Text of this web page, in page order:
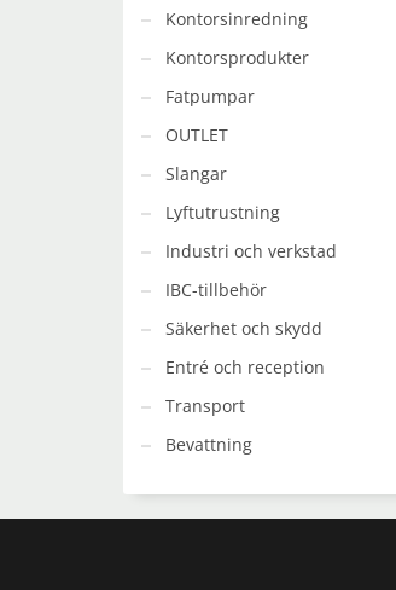
Kontorsinredning
Kontorsprodukter
Fatpumpar
OUTLET
Slangar
Lyftutrustning
Industri och verkstad
IBC-tillbehör
Säkerhet och skydd
Entré och reception
Transport
Bevattning